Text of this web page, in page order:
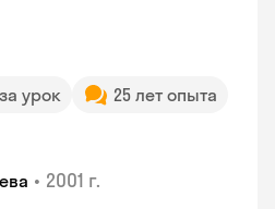
урок
25 лет опыта
• 2001 г.